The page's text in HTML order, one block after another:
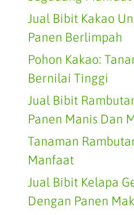
Jual Bibit Kakao
Panen Berlimpah
Pohon Kakao:
Bernilai Tinggi
Jual Bibit
Panen Manis Dan
Tanaman
Manfaat
Jual Bibit Kelapa
Dengan Panen